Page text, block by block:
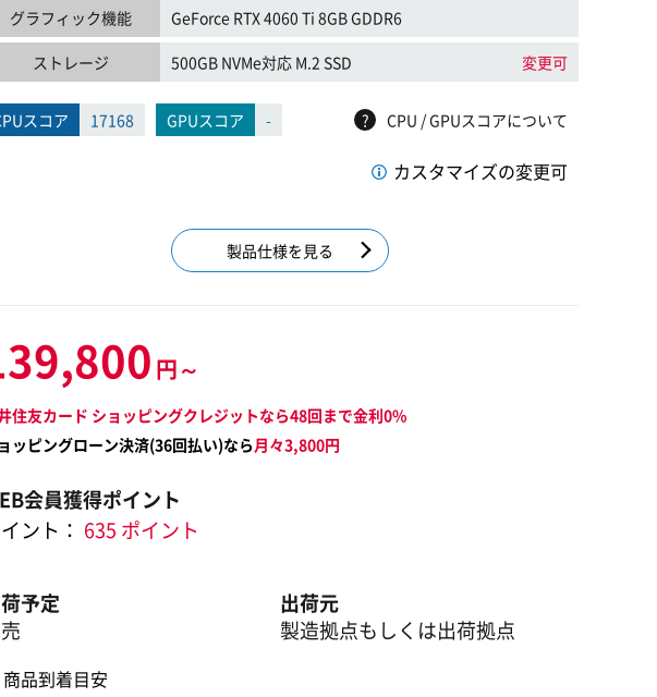
グラフィック機能 GeForce RTX 4060 Ti 8GB GDDR6
ストレージ 500GB NVMe対応 M.2 SSD 変更可
スコア 17168 GPUスコア - ? CPU / GPUスコアについて
カスタマイズの変更可
製品仕様を見る
円～
住友カード ショッピングクレジットなら48回まで金利0%
ッピングローン決済(36回払い)なら月々3,800円
会員獲得ポイント
ント： 635 ポイント
予定
出荷元
製造拠点もしくは出荷拠点
商品到着目安